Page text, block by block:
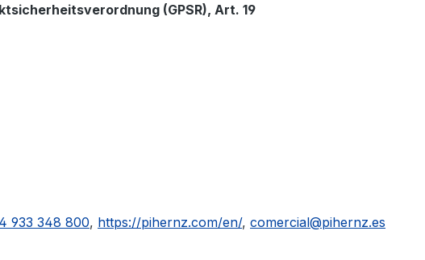
(GPSR), Art. 19
933 348 800, https://pihernz.com/en/, comercial@pihernz.es